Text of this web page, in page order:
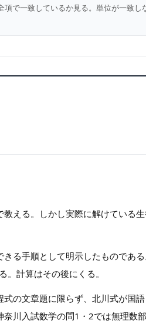
項で一致しているか見る。単位が一致
える。しかし実際に解けている
る手順として明示したものであ
。計算はその後にくる。
式の文章題に限らず、北川式が国
川入試数学の問1・2では無理数